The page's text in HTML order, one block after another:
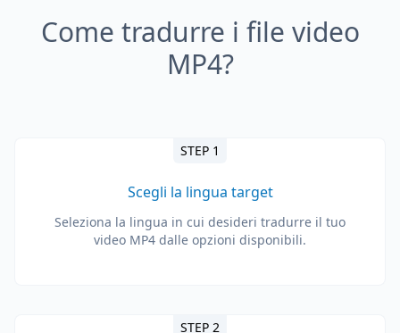
Come tradurre i file video
MP4?
STEP 1
Scegli la lingua target
Seleziona la lingua in cui desideri tradurre il tuo
video MP4 dalle opzioni disponibili.
STEP 2